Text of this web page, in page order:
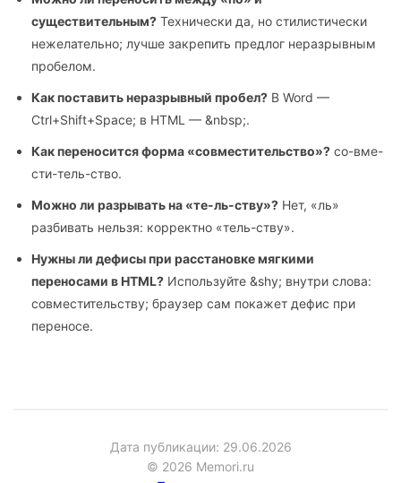
существительным? Технически да, но стилистически
нежелательно; лучше закрепить предлог неразрывным
пробелом.
Как поставить неразрывный пробел? В Word —
Ctrl+Shift+Space; в HTML — &nbsp;.
Как переносится форма «совместительство»? со-вме-
сти-тель-ство.
Можно ли разрывать на «те-ль-ству»? Нет, «ль»
разбивать нельзя: корректно «тель-ству».
Нужны ли дефисы при расстановке мягкими
переносами в HTML? Используйте &shy; внутри слова:
со­вме­сти­тель­ству; браузер сам покажет дефис при
переносе.
Дата публикации: 29.06.2026
© 2026 Memori.ru